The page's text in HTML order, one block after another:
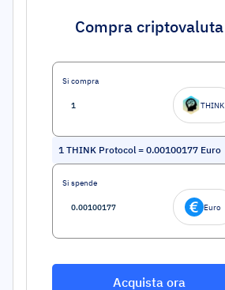
Compra criptovaluta
Si compra
THINK
1 THINK Protocol= 0.00100177 Euro
Si spende
Euro
Acquista ora